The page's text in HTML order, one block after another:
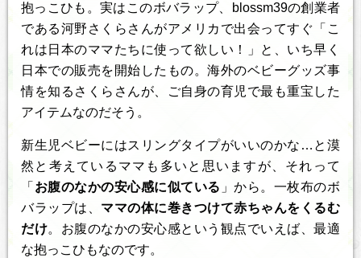
抱っこひも。実はこのボバラップ、blossm39の創業者
である河野さくらさんがアメリカで出会ってすぐ「こ
れは日本のママたちに使って欲しい！」と、いち早く
日本での販売を開始したもの。海外のベビーグッズ事
情を知るさくらさんが、ご自身の育児で最も重宝した
アイテムなのだそう。
新生児ベビーにはスリングタイプがいいのかな…と漠
然と考えているママも多いと思いますが、それって
「 お腹のなかの安心感に似ている 」から。一枚布のボ
バラップは、 ママの体に巻きつけて赤ちゃんをくるむ
だけ。お腹のなかの安心感という観点でいえば、最適
な抱っこひもなのです。